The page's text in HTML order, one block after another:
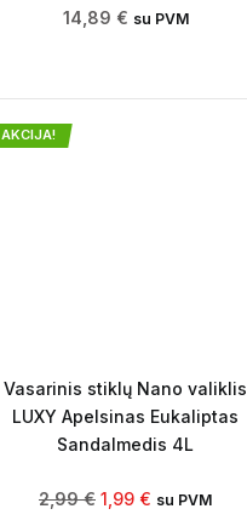
14,89 € su PVM
Vasarinis stiklų Nano valiklis
LUXY Apelsinas Eukaliptas
Sandalmedis 4L
2,99€ 1,99 € su PVM
AKCIJA!